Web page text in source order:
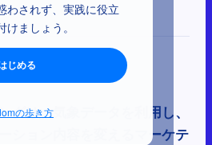
わされず、実践に役立
ましょう。
じめる
の歩き方
グは、気象データを利用し、
ション内容を変えるマーケテ